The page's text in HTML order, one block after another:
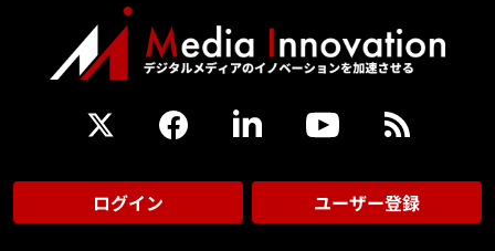
ログイン ユーザー登録